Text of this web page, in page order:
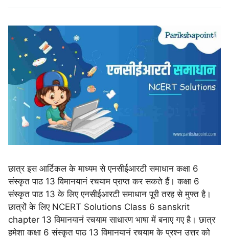
छात्र इस आर्टिकल के माध्यम से एनसीईआरटी समाधान कक्षा 6
संस्कृत पाठ 13 विमानयानं रचयाम प्राप्त कर सकते हैं। कक्षा 6
संस्कृत पाठ 13 के लिए एनसीईआरटी समाधान पूरी तरह से मुफ्त है।
छात्रों के लिए NCERT Solutions Class 6 sanskrit
chapter 13 विमानयानं रचयाम साधारण भाषा में बनाए गए है। छात्र
हमेशा कक्षा 6 संस्कृत पाठ 13 विमानयानं रचयाम के प्रश्न उत्तर को